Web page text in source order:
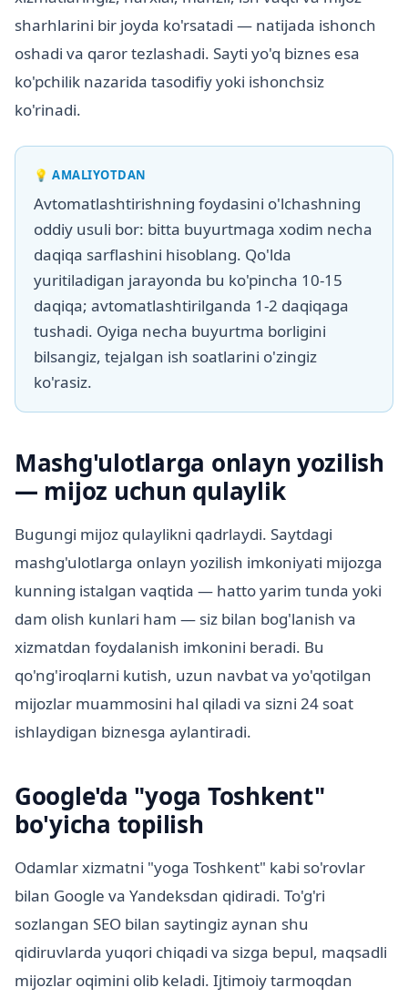
sharhlarini bir joyda ko'rsatadi — natijada ishonch
oshadi va qaror tezlashadi. Sayti yo'q biznes esa
ko'pchilik nazarida tasodifiy yoki ishonchsiz
ko'rinadi.
💡AMALIYOTDAN
Avtomatlashtirishning foydasini o'lchashning
oddiy usuli bor: bitta buyurtmaga xodim necha
daqiqa sarflashini hisoblang. Qo'lda
yuritiladigan jarayonda bu ko'pincha 10-15
daqiqa; avtomatlashtirilganda 1-2 daqiqaga
tushadi. Oyiga necha buyurtma borligini
bilsangiz, tejalgan ish soatlarini o'zingiz
ko'rasiz.
Mashg'ulotlarga onlayn yozilish
— mijoz uchun qulaylik
Bugungi mijoz qulaylikni qadrlaydi. Saytdagi
mashg'ulotlarga onlayn yozilish imkoniyati mijozga
kunning istalgan vaqtida — hatto yarim tunda yoki
dam olish kunlari ham — siz bilan bog'lanish va
xizmatdan foydalanish imkonini beradi. Bu
qo'ng'iroqlarni kutish, uzun navbat va yo'qotilgan
mijozlar muammosini hal qiladi va sizni 24 soat
ishlaydigan biznesga aylantiradi.
Google'da "yoga Toshkent"
bo'yicha topilish
Odamlar xizmatni "yoga Toshkent" kabi so'rovlar
bilan Google va Yandeksdan qidiradi. To'g'ri
sozlangan SEO bilan saytingiz aynan shu
qidiruvlarda yuqori chiqadi va sizga bepul, maqsadli
mijozlar oqimini olib keladi. Ijtimoiy tarmoqdan